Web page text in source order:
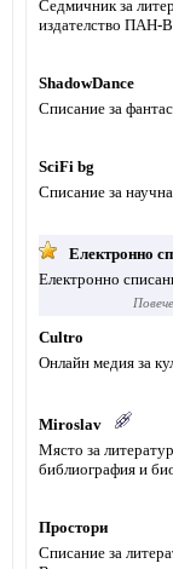
Седмичник за
издателство ПАН-
ShadowDance
Списание за
SciFi bg
Списание за
Електронно
Електронно
Cultro
Онлайн медия за
Miroslav
Място за
библиография и
Простори
Списание за